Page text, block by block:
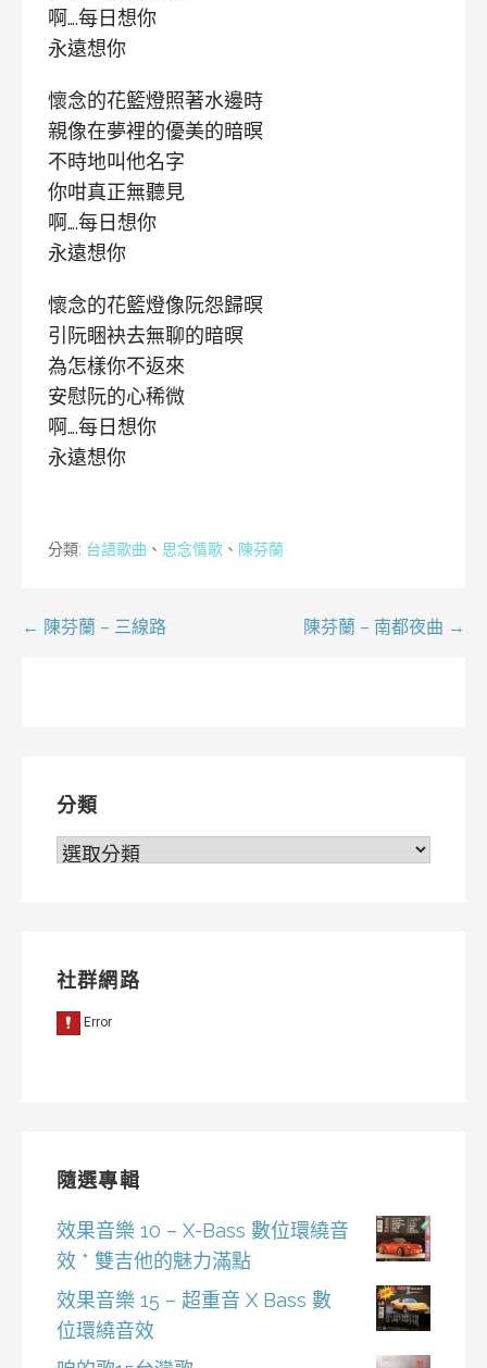
啊….每日想你
永遠想你
懷念的花籃燈照著水邊時
親像在夢裡的優美的暗暝
不時地叫他名字
你咁真正無聽見
啊….每日想你
永遠想你
懷念的花籃燈像阮怨歸暝
引阮睏袂去無聊的暗暝
為怎樣你不返來
安慰阮的心稀微
啊….每日想你
永遠想你
分類: 台語歌曲 、 思念情歌 、 陳芬蘭
文← 陳芬蘭 – 三線路 陳芬蘭 – 南都夜曲 →
分類
分
社群網路
隨選專輯
效果音樂 10 – X-Bass 數位環繞音
效 * 雙吉他的魅力滿點
效果音樂 15 – 超重音 X Bass 數
位環繞音效